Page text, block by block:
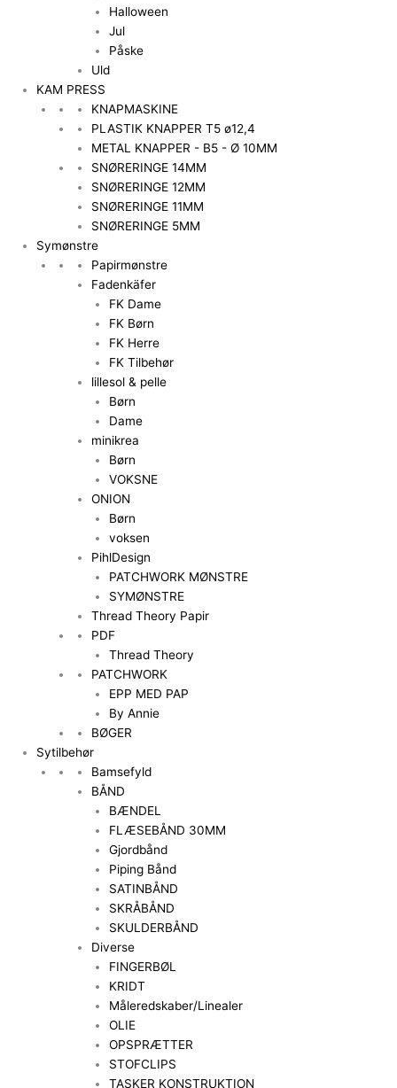
Halloween
Jul
Påske
Uld
KAM PRESS
KNAPMASKINE
PLASTIK KNAPPER T5 ø12,4
METAL KNAPPER - B5 - Ø 10MM
SNØRERINGE 14MM
SNØRERINGE 12MM
SNØRERINGE 11MM
SNØRERINGE 5MM
Symønstre
Papirmønstre
Fadenkäfer
FK Dame
FK Børn
FK Herre
FK Tilbehør
lillesol & pelle
Børn
Dame
minikrea
Børn
VOKSNE
ONION
Børn
voksen
PihlDesign
PATCHWORK MØNSTRE
SYMØNSTRE
Thread Theory Papir
PDF
Thread Theory
PATCHWORK
EPP MED PAP
By Annie
BØGER
Sytilbehør
Bamsefyld
BÅND
BÆNDEL
FLÆSEBÅND 30MM
Gjordbånd
Piping Bånd
SATINBÅND
SKRÅBÅND
SKULDERBÅND
Diverse
FINGERBØL
KRIDT
Måleredskaber/Linealer
OLIE
OPSPRÆTTER
STOFCLIPS
TASKER KONSTRUKTION